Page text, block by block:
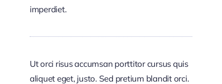
imperdiet.
Ut orci risus accumsan porttitor cursus quis
aliquet eget, justo. Sed pretium blandit orci.